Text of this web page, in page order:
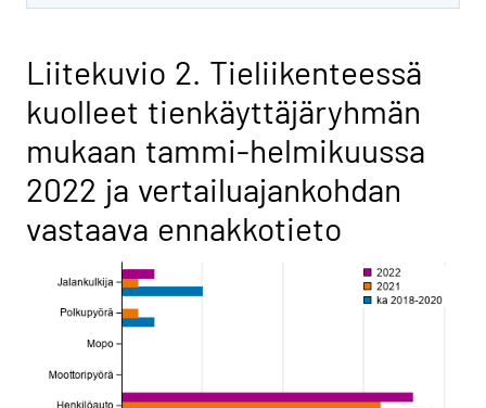
Liitekuvio 2. Tieliikenteessä
kuolleet tienkäyttäjäryhmän
mukaan tammi-helmikuussa
2022 ja vertailuajankohdan
vastaava ennakkotieto